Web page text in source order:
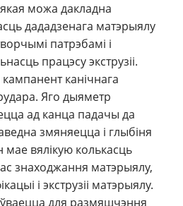
можа дакладна
дададзенага матэрыялу
патрэбамі і
працэсу экструзіі.
канічнага
Яго дыяметр
ад канца падачы да
змяняецца і глыбіня
мае вялікую колькасць
знаходжання матэрыялу,
і экструзіі матэрыялу.
для размяшчэння